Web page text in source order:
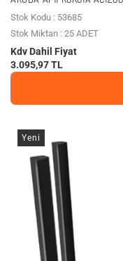
Stok Kodu : 53685
Stok Miktarı : 25 ADET
Kdv Dahil Fiyat
3.095,97 TL
Yeni